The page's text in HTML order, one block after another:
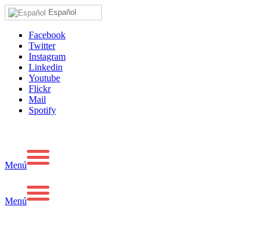
Español
Facebook
Twitter
Instagram
Linkedin
Youtube
Flickr
Mail
Spotify
Menú
Menú